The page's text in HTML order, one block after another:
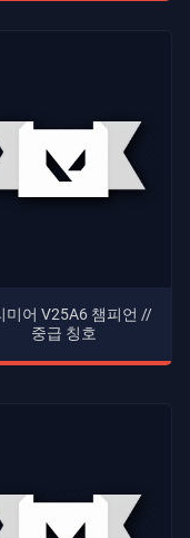
미어 V25A6 챔피언 //
중급 칭호